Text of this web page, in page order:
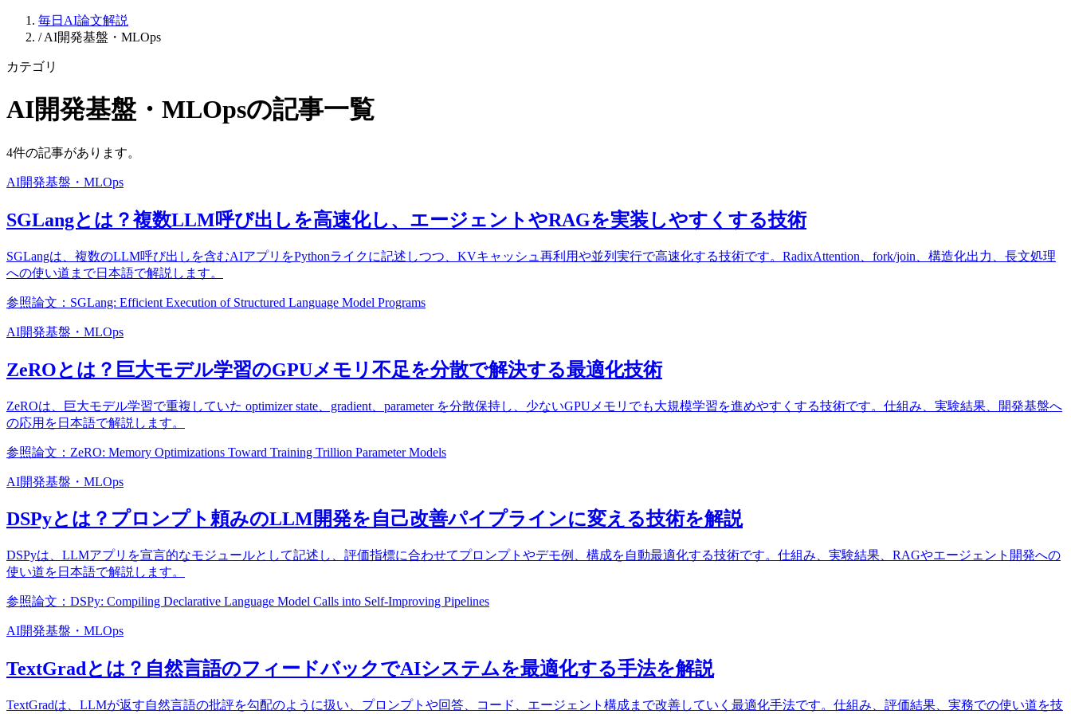
毎日AI論文解説
/ AI開発基盤・MLOps
カテゴリ
AI開発基盤・MLOpsの記事一覧
4件の記事があります。
AI開発基盤・MLOps
SGLangとは？複数LLM呼び出しを高速化し、エージェントやRAGを実装しやすくする技術
SGLangは、複数のLLM呼び出しを含むAIアプリをPythonライクに記述しつつ、KVキャッシュ再利用や並列実行で高速化する技術です。RadixAttention、fork/join、構造化出力、長文処理
への使い道まで日本語で解説します。
参照論文：SGLang: Efficient Execution of Structured Language Model Programs
AI開発基盤・MLOps
ZeROとは？巨大モデル学習のGPUメモリ不足を分散で解決する最適化技術
ZeROは、巨大モデル学習で重複していた optimizer state、gradient、parameter を分散保持し、少ないGPUメモリでも大規模学習を進めやすくする技術です。仕組み、実験結果、開発基盤へ
の応用を日本語で解説します。
参照論文：ZeRO: Memory Optimizations Toward Training Trillion Parameter Models
AI開発基盤・MLOps
DSPyとは？プロンプト頼みのLLM開発を自己改善パイプラインに変える技術を解説
DSPyは、LLMアプリを宣言的なモジュールとして記述し、評価指標に合わせてプロンプトやデモ例、構成を自動最適化する技術です。仕組み、実験結果、RAGやエージェント開発への
使い道を日本語で解説します。
参照論文：DSPy: Compiling Declarative Language Model Calls into Self-Improving Pipelines
AI開発基盤・MLOps
TextGradとは？自然言語のフィードバックでAIシステムを最適化する手法を解説
TextGradは、LLMが返す自然言語の批評を勾配のように扱い、プロンプトや回答、コード、エージェント構成まで改善していく最適化手法です。仕組み、評価結果、実務での使い道を技